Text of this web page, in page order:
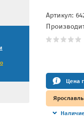
Артикул:
Цена
Ярославль